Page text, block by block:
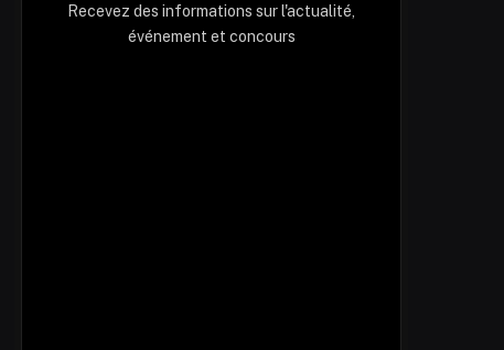
Recevez des informations sur l'actualité,
événement et concours